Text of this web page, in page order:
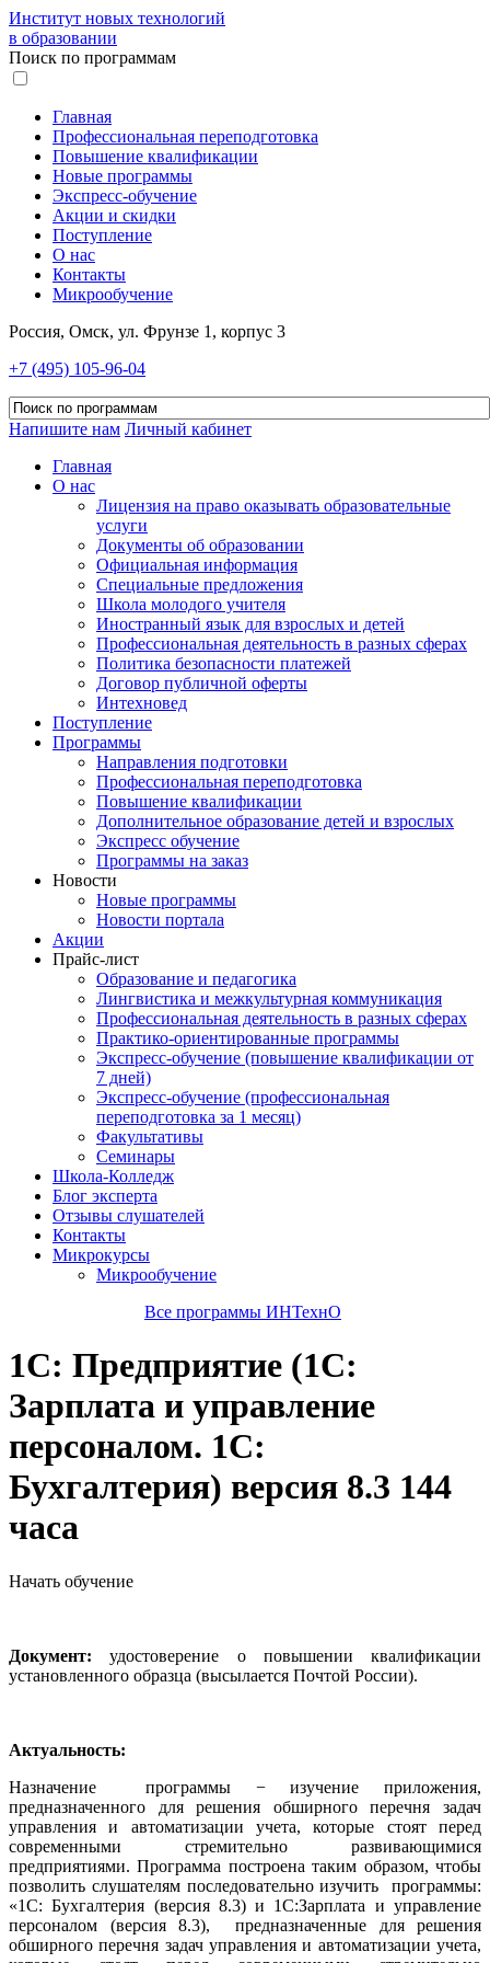
Институт новых технологий
в образовании
Поиск по программам
Главная
Профессиональная переподготовка
Повышение квалификации
Новые программы
Экспресс-обучение
Акции и скидки
Поступление
О нас
Контакты
Микрообучение
Россия, Омск, ул. Фрунзе 1, корпус 3
+7 (495) 105-96-04
Напишите нам Личный кабинет
Главная
О нас
Лицензия на право оказывать образовательные
услуги
Документы об образовании
Официальная информация
Специальные предложения
Школа молодого учителя
Иностранный язык для взрослых и детей
Профессиональная деятельность в разных сферах
Политика безопасности платежей
Договор публичной оферты
Интехновед
Поступление
Программы
Направления подготовки
Профессиональная переподготовка
Повышение квалификации
Дополнительное образование детей и взрослых
Экспресс обучение
Программы на заказ
Новости
Новые программы
Новости портала
Акции
Прайс-лист
Образование и педагогика
Лингвистика и межкультурная коммуникация
Профессиональная деятельность в разных сферах
Практико-ориентированные программы
Экспресс-обучение (повышение квалификации от
7 дней)
Экспресс-обучение (профессиональная
переподготовка за 1 месяц)
Факультативы
Семинары
Школа-Колледж
Блог эксперта
Отзывы слушателей
Контакты
Микрокурсы
Микрообучение
Все программы ИНТехнО
1С: Предприятие (1С:
Зарплата и управление
персоналом. 1С:
Бухгалтерия) версия 8.3 144
часа
Начать обучение
Документ: удостоверение о повышении квалификации
установленного образца (высылается Почтой России).
Актуальность:
Назначение программы − изучение приложения,
предназначенного для решения обширного перечня задач
управления и автоматизации учета, которые стоят перед
современными стремительно развивающимися
предприятиями. Программа построена таким образом, чтобы
позволить слушателям последовательно изучить программы:
«1С: Бухгалтерия (версия 8.3) и 1С:Зарплата и управление
персоналом (версия 8.3), предназначенные для решения
обширного перечня задач управления и автоматизации учета,